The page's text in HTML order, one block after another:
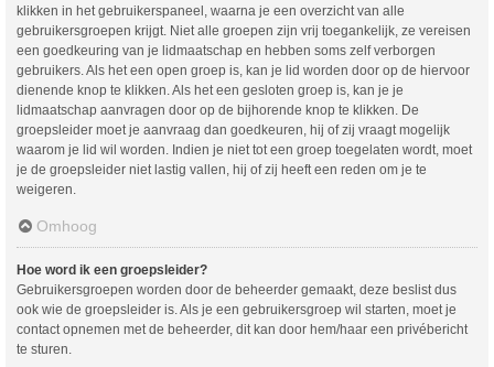
klikken in het gebruikerspaneel, waarna je een overzicht van alle
gebruikersgroepen krijgt. Niet alle groepen zijn vrij toegankelijk, ze vereisen
een goedkeuring van je lidmaatschap en hebben soms zelf verborgen
gebruikers. Als het een open groep is, kan je lid worden door op de hiervoor
dienende knop te klikken. Als het een gesloten groep is, kan je je
lidmaatschap aanvragen door op de bijhorende knop te klikken. De
groepsleider moet je aanvraag dan goedkeuren, hij of zij vraagt mogelijk
waarom je lid wil worden. Indien je niet tot een groep toegelaten wordt, moet
je de groepsleider niet lastig vallen, hij of zij heeft een reden om je te
weigeren.
Omhoog
Hoe word ik een groepsleider?
Gebruikersgroepen worden door de beheerder gemaakt, deze beslist dus
ook wie de groepsleider is. Als je een gebruikersgroep wil starten, moet je
contact opnemen met de beheerder, dit kan door hem/haar een privébericht
te sturen.